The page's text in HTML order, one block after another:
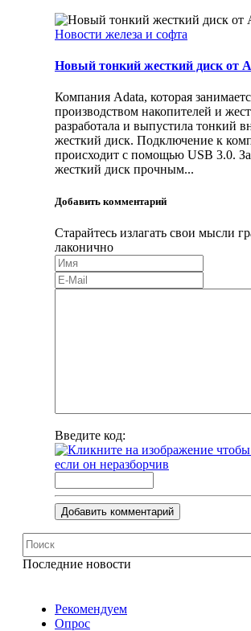
Новости железа и софта
Новый тонкий жесткий диск от
Компания Adata, которая
производством накопителей и
разработала и выпустила тонкий
жесткий диск. Подключение к
происходит с помощью USB 3.0.
жесткий диск прочным...
Добавить комментарий
Старайтесь излагать свои мысли
лаконично
Введите код:
Добавить комментарий
Последние новости
Рекомендуем
Опрос